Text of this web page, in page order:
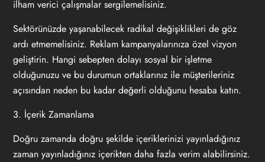
ilham verici çalışmalar sergilemelisiniz.
Sektörünüzde yaşanabilecek radikal değişiklikleri de göz
ardı etmemelisiniz. Reklam kampanyalarınıza özel vizyon
geliştirin. Hangi sebepten dolayı sosyal bir işletme
olduğunuzu ve bu durumun ortaklarınız ile müşterileriniz
açısından neden bu kadar değerli olduğunu hesaba katın.
3. İçerik Zamanlama
Doğru zamanda doğru şekilde içeriklerinizi yayınladığınız
zaman yayınladığınız içerikten daha fazla verim alabilirsiniz.